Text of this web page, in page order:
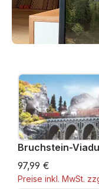
Bruchstein-
97,99 €
Preise inkl. MwSt.